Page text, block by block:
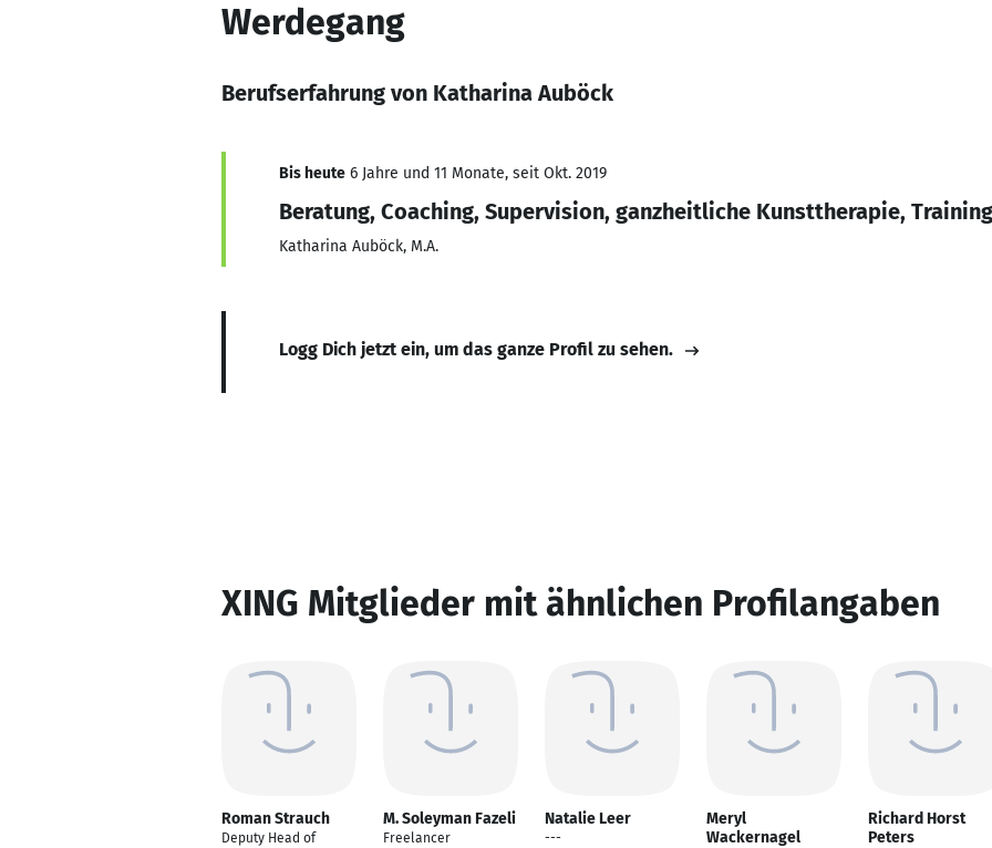
Werdegang
Berufserfahrung von Katharina Auböck
Bis heute 6 Jahre und 11 Monate, seit Okt. 2019
Beratung, Coaching, Supervision, ganzheitliche Kunsttherapie, Training
Katharina Auböck, M.A.
Logg Dich jetzt ein, um das ganze Profil zu sehen.
XING Mitglieder mit ähnlichen Profilangaben
Roman Strauch
Deputy Head of
M. Soleyman Fazeli
Freelancer
Natalie Leer
---
Meryl
Wackernagel
Richard Horst
Peters